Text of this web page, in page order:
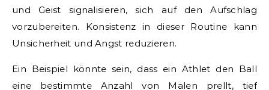
und Geist signalisieren, sich auf den Aufschlag
vorzubereiten. Konsistenz in dieser Routine kann
Unsicherheit und Angst reduzieren.
Ein Beispiel könnte sein, dass ein Athlet den Ball
eine bestimmte Anzahl von Malen prellt, tief